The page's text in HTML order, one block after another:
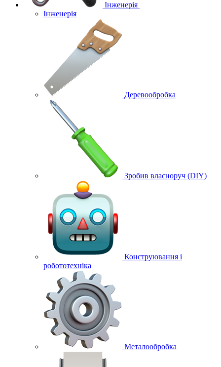
Інженерія
Інженерія
Деревообробка
Зробив власноруч (DIY)
Конструювання і
робототехніка
Металообробка